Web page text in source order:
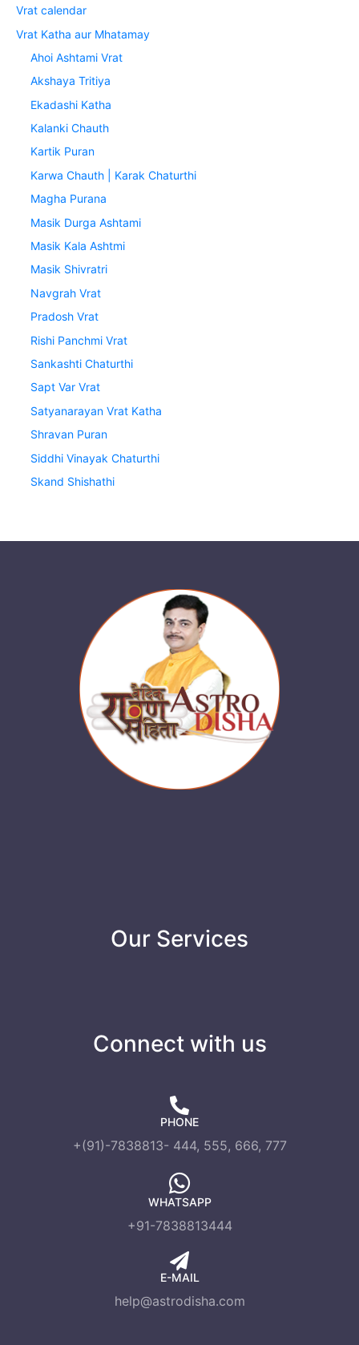
Vrat calendar
Vrat Katha aur Mhatamay
Ahoi Ashtami Vrat
Akshaya Tritiya
Ekadashi Katha
Kalanki Chauth
Kartik Puran
Karwa Chauth | Karak Chaturthi
Magha Purana
Masik Durga Ashtami
Masik Kala Ashtmi
Masik Shivratri
Navgrah Vrat
Pradosh Vrat
Rishi Panchmi Vrat
Sankashti Chaturthi
Sapt Var Vrat
Satyanarayan Vrat Katha
Shravan Puran
Siddhi Vinayak Chaturthi
Skand Shishathi
Our Services
Connect with us
PHONE
+(91)-7838813- 444, 555, 666, 777
WHATSAPP
+91-7838813444
E-MAIL
help@astrodisha.com